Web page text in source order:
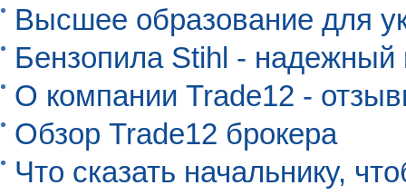
Высшее образование для
Бензопила Stihl -
О компании Trade12 -
Обзор Trade12 брокера
Что сказать начальнику,